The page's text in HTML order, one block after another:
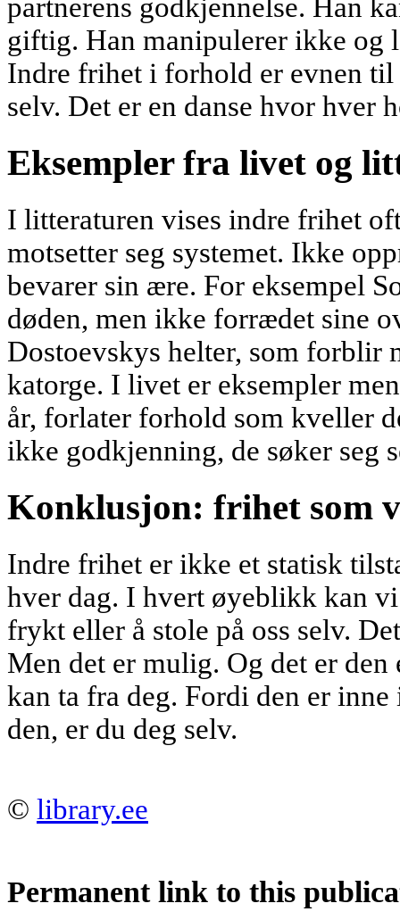
partnerens godkjennelse. Han
giftig. Han manipulerer ikke og
Indre frihet i forhold er evnen til
selv. Det er en danse hvor hver
Eksempler fra livet og
I litteraturen vises indre frihet
motsetter seg systemet. Ikke
bevarer sin ære. For eksempel
døden, men ikke forrædet sine
Dostoevskys helter, som forblir
katorge. I livet er eksempler
år, forlater forhold som kveller
ikke godkjenning, de søker seg
Konklusjon: frihet som
Indre frihet er ikke et statisk
hver dag. I hvert øyeblikk kan
frykt eller å stole på oss selv.
Men det er mulig. Og det er den
kan ta fra deg. Fordi den er
den, er du deg selv.
© library.ee
Permanent link to this